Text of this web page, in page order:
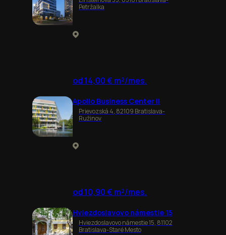
Petržalka
od 14,00 € m²/mes.
Apollo Business Center II
Prievozská 4, 82109 Bratislava-
Ružinov
od 10,90 € m²/mes.
Hviezdoslavovo námestie 15
Hviezdoslavovo námestie 15, 81102
Bratislava-Staré Mesto